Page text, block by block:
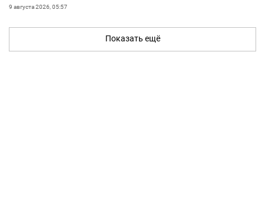
9 августа 2026, 05:57
Показать ещё